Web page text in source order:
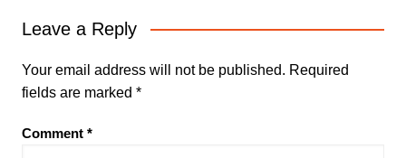
Leave a Reply
Your email address will not be published. Required
fields are marked *
Comment *